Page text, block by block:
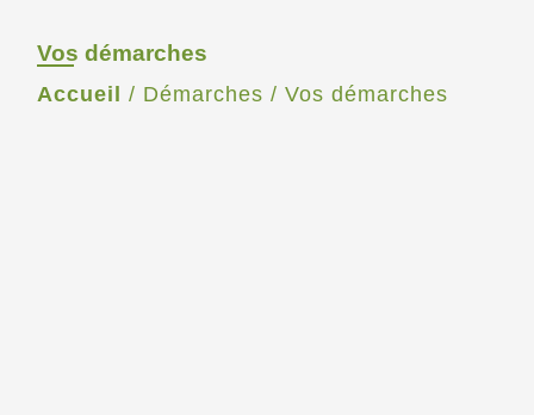
Vos démarches
Accueil / Démarches / Vos démarches